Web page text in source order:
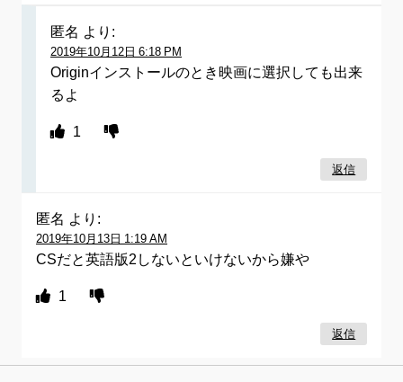
匿名 より:
2019年10月12日 6:18 PM
Originインストールのとき映画に選択しても出来
るよ
1
返信
匿名 より:
2019年10月13日 1:19 AM
CSだと英語版2しないといけないから嫌や
1
返信